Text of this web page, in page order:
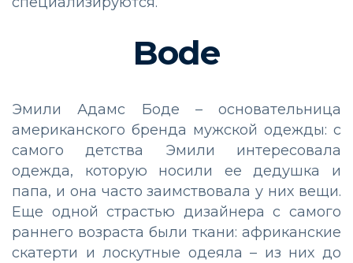
Bode
Эмили Адамс Боде – основательница
американского бренда мужской одежды: с
самого детства Эмили интересовала
одежда, которую носили ее дедушка и
папа, и она часто заимствовала у них вещи.
Еще одной страстью дизайнера с самого
раннего возраста были ткани: африканские
скатерти и лоскутные одеяла – из них до